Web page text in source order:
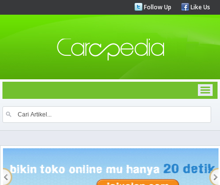
Follow Up Like Us